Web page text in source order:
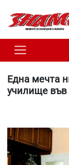
Една мечта
училище във